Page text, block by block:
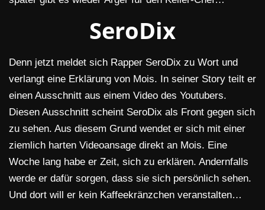
SeroDix
Denn jetzt meldet sich Rapper SeroDix zu Wort und
verlangt eine Erklärung von Mois. In seiner Story teilt er
einen Ausschnitt aus einem Video des Youtubers.
Diesen Ausschnitt scheint SeroDix als Front gegen sich
zu sehen. Aus diesem Grund wendet er sich mit einer
ziemlich harten Videoansage direkt an Mois. Eine
Woche lang habe er Zeit, sich zu erklären. Andernfalls
werde er dafür sorgen, dass sie sich persönlich sehen.
Und dort will er kein Kaffeekränzchen veranstalten…